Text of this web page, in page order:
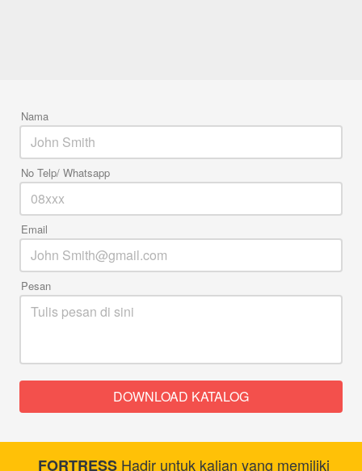
Nama
No Telp/ Whatsapp
Email
Pesan
`DOWNLOAD KATALOG
FORTRESS Hadir untuk kalian yang memiliki